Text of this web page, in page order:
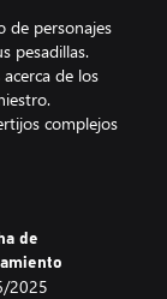
de personajes
pesadillas.
de los
complejos
y el
Co. o
de
2025